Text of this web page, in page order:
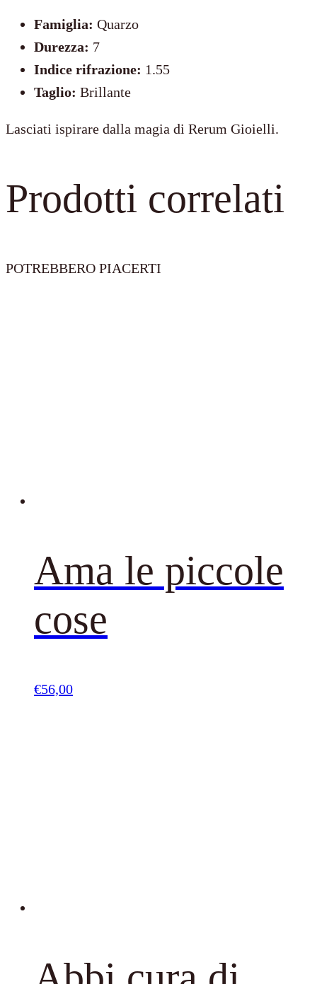
Famiglia: Quarzo
Durezza: 7
Indice rifrazione: 1.55
Taglio: Brillante
Lasciati ispirare dalla magia di Rerum Gioielli.
Prodotti correlati
POTREBBERO PIACERTI
Ama le piccole
cose
€56,00